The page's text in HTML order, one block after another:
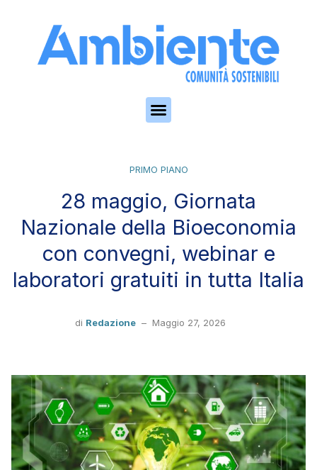
PRIMO PIANO
28 maggio, Giornata
Nazionale della Bioeconomia
con convegni, webinar e
laboratori gratuiti in tutta Italia
di Redazione– Maggio 27, 2026